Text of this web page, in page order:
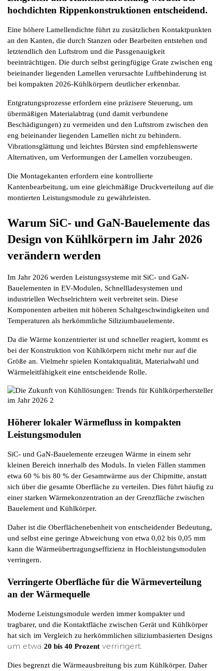
hochdichten Rippenkonstruktionen entscheidend.
Eine höhere Lamellendichte führt zu zusätzlichen Kontaktpunkten
an den Kanten, die durch Stanzen oder Bearbeiten entstehen und
letztendlich den Luftstrom und die Passgenauigkeit
beeinträchtigen. Die durch selbst geringfügige Grate zwischen eng
beieinander liegenden Lamellen verursachte Luftbehinderung ist
bei kompakten 2026-Kühlkörpern deutlicher erkennbar.
Entgratungsprozesse erfordern eine präzisere Steuerung, um
übermäßigen Materialabtrag (und damit verbundene
Beschädigungen) zu vermeiden und den Luftstrom zwischen den
eng beieinander liegenden Lamellen nicht zu behindern.
Vibrationsglättung und leichtes Bürsten sind empfehlenswerte
Alternativen, um Verformungen der Lamellen vorzubeugen.
Die Montagekanten erfordern eine kontrollierte
Kantenbearbeitung, um eine gleichmäßige Druckverteilung auf die
montierten Leistungsmodule zu gewährleisten.
Warum SiC- und GaN-Bauelemente das
Design von Kühlkörpern im Jahr 2026
verändern werden
Im Jahr 2026 werden Leistungssysteme mit SiC- und GaN-
Bauelementen in EV-Modulen, Schnellladesystemen und
industriellen Wechselrichtern weit verbreitet sein. Diese
Komponenten arbeiten mit höheren Schaltgeschwindigkeiten und
Temperaturen als herkömmliche Siliziumbauelemente.
Da die Wärme konzentrierter ist und schneller reagiert, kommt es
bei der Konstruktion von Kühlkörpern nicht mehr nur auf die
Größe an. Vielmehr spielen Kontaktqualität, Materialwahl und
Wärmeleitfähigkeit eine entscheidende Rolle.
Höherer lokaler Wärmefluss in kompakten
Leistungsmodulen
SiC- und GaN-Bauelemente erzeugen Wärme in einem sehr
kleinen Bereich innerhalb des Moduls. In vielen Fällen stammen
etwa 60 % bis 80 % der Gesamtwärme aus der Chipmitte, anstatt
sich über die gesamte Oberfläche zu verteilen. Dies führt häufig zu
einer starken Wärmekonzentration an der Grenzfläche zwischen
Bauelement und Kühlkörper.
Daher ist die Oberflächenebenheit von entscheidender Bedeutung,
und selbst eine geringe Abweichung von etwa 0,02 bis 0,05 mm
kann die Wärmeübertragungseffizienz in Hochleistungsmodulen
verringern.
Verringerte Oberfläche für die Wärmeverteilung
an der Wärmequelle
Moderne Leistungsmodule werden immer kompakter und
tragbarer, und die Kontaktfläche zwischen Gerät und Kühlkörper
hat sich im Vergleich zu herkömmlichen siliziumbasierten Designs
um etwa 20 bis 40 Prozent verringert.
Dies begrenzt die Wärmeausbreitung bis zum Kühlkörper. Daher